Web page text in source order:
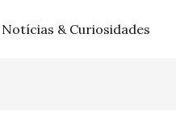
Notícias & Curiosidades